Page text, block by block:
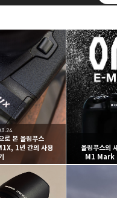
이터
찍습니다. 생각을 덧붙입니다.
카카오톡
로 본 올림푸스
1년 간의 사용
올림푸스의
M1 Mark